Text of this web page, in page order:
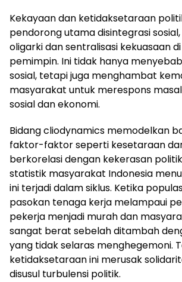
Kekayaan dan ketidaksetaraan
pendorong utama disintegrasi
oligarki dan sentralisasi kekuasaan
pemimpin. Ini tidak hanya
sosial, tetapi juga menghambat
masyarakat untuk merespons
sosial dan ekonomi.
Bidang cliodynamics memodelkan
faktor-faktor seperti kesetaraan
berkorelasi dengan kekerasan
statistik masyarakat Indonesia
ini terjadi dalam siklus. Ketika
pasokan tenaga kerja melampaui
pekerja menjadi murah dan
sangat berat sebelah ditambah
yang tidak selaras menghegemoni.
ketidaksetaraan ini merusak
disusul turbulensi politik.